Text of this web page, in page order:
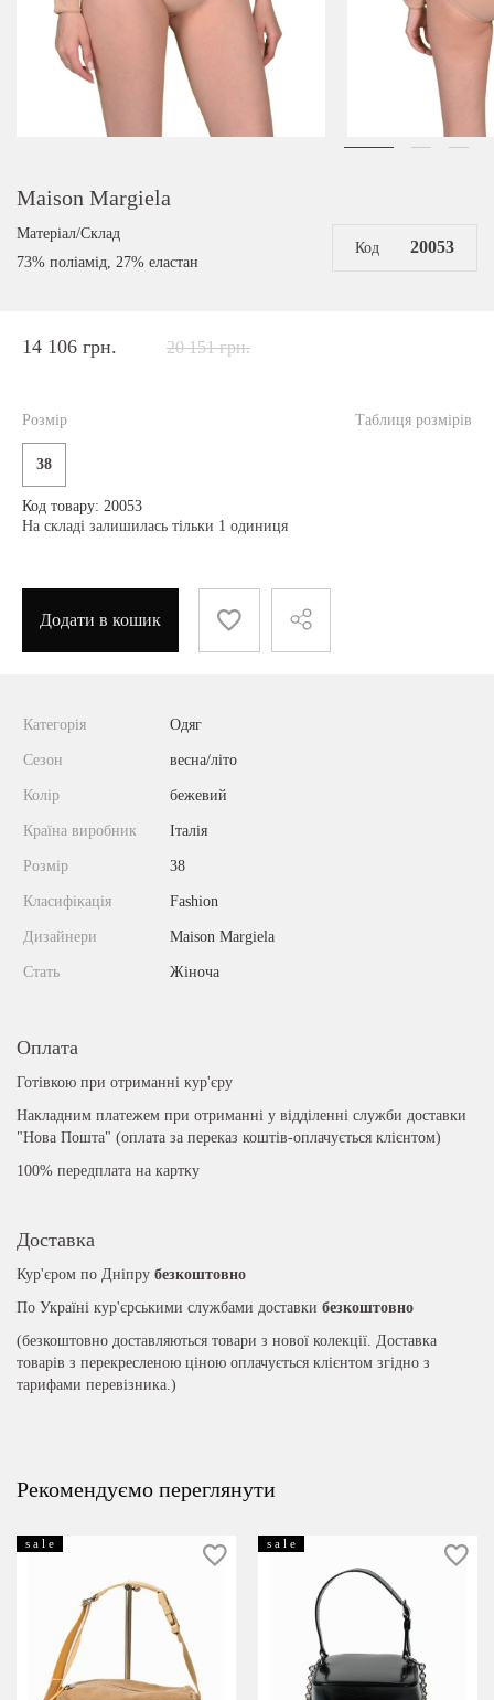
Maison Margiela
Матеріал/Склад
73% поліамід, 27% еластан
Код 20053
14 106 грн. 20 151 грн.
Таблиця розмірів
Розмір
38
Код товару: 20053
На складі залишилась тільки 1 одиниця
Додати в кошик
Категорія Одяг
Сезон весна/літо
Колір бежевий
Країна виробник Італія
Розмір 38
Класифікація Fashion
Дизайнери Maison Margiela
Стать Жіноча
Оплата
Готівкою при отриманні кур'єру
Накладним платежем при отриманні у відділенні служби доставки
"Нова Пошта" (оплата за переказ коштів-оплачується клієнтом)
100% передплата на картку
Доставка
Кур'єром по Дніпру безкоштовно
По Україні кур'єрськими службами доставки безкоштовно
(безкоштовно доставляються товари з нової колекції. Доставка
товарів з перекресленою ціною оплачується клієнтом згідно з
тарифами перевізника.)
Рекомендуємо переглянути
s a l e s a l e